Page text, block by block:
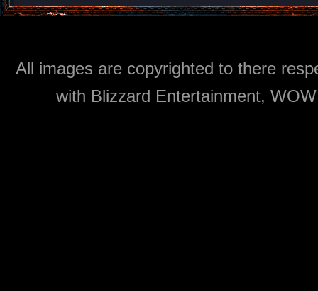
All images are copyrighted to there
with Blizzard Entertainment,